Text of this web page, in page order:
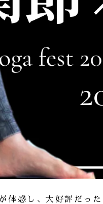
体感し、大好評だっ